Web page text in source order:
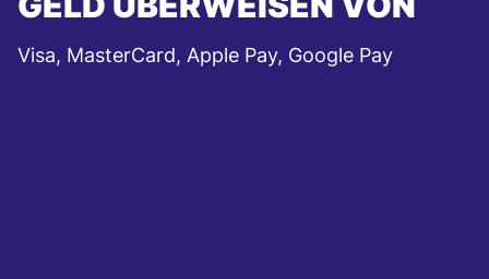
Visa, MasterCard, Apple Pay, Google Pay